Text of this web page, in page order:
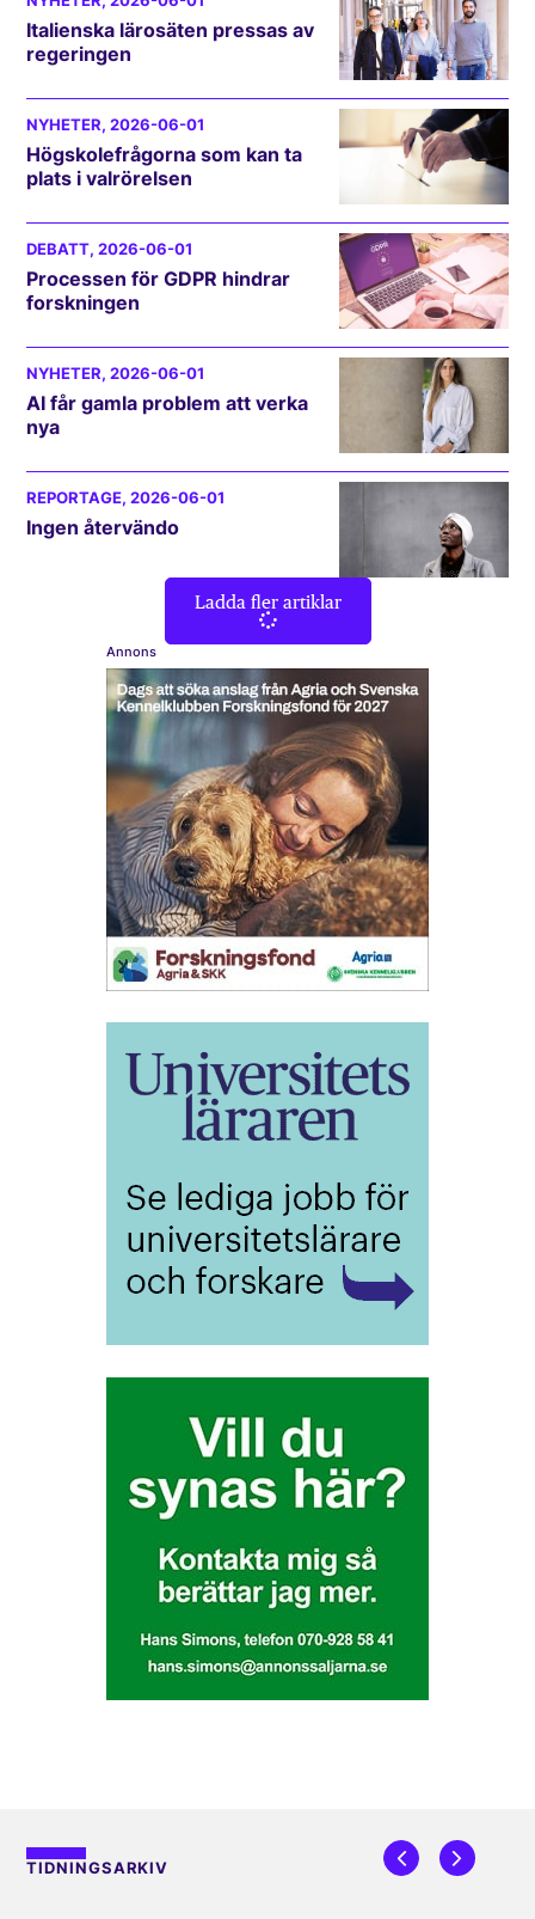
Italienska lärosäten pressas av
regeringen
NYHETER, 2026-06-01
Högskolefrågorna som kan ta
plats i valrörelsen
DEBATT, 2026-06-01
Processen för GDPR hindrar
forskningen
NYHETER, 2026-06-01
AI får gamla problem att verka
nya
REPORTAGE, 2026-06-01
Ingen återvändo
Ladda fler artiklar
Annons
TIDNINGSARKIV